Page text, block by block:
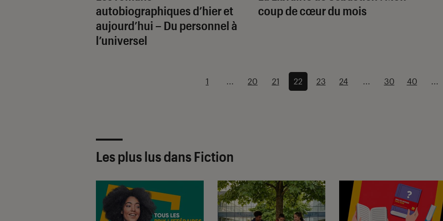
autobiographiques d’hier et
aujourd’hui – Du personnel à
l’universel
coup de cœur du mois
1 ... 20 21 22 23 24 ... 30 40 ...
Les plus lus dans Fiction